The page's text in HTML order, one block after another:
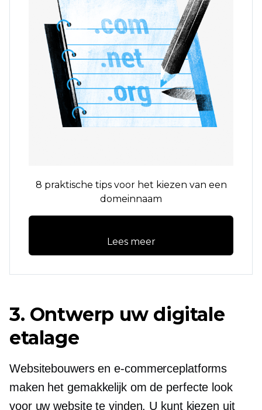
8 praktische tips voor het kiezen van een
domeinnaam
Lees meer
3. Ontwerp uw digitale
etalage
Websitebouwers en e-commerceplatforms
maken het gemakkelijk om de perfecte look
voor uw website te vinden. U kunt kiezen uit